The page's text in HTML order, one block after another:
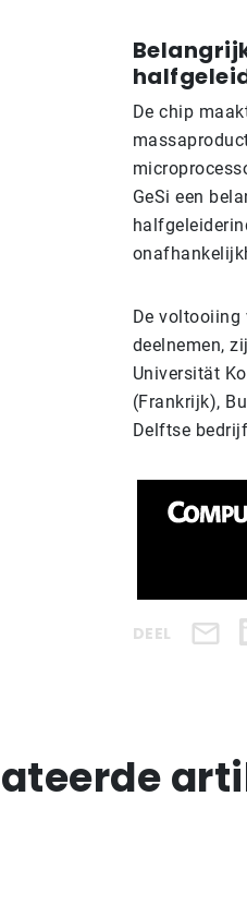
De chip
GeSi een
De voltooiing
deelnemen,
Universität
(Frankrijk),
Delftse
DEEL